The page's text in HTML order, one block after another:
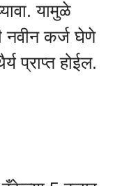
यामुळे
नवीन कर्ज घेणे
प्राप्त होईल.